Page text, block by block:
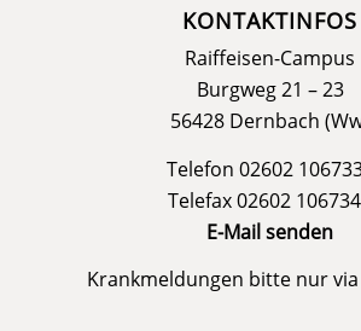
KONTAKTINFOS
Raiffeisen-Campus
Burgweg 21 – 23
56428 Dernbach
Telefon 02602
Telefax 02602
E-Mail senden
Krankmeldungen bitte nur